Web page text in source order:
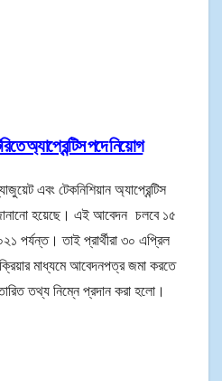
অ্যাপ্রেন্টিস পদে নিয়োগ
এবং টেকনিশিয়ান অ্যাপ্রেন্টিস
হয়েছে। এই আবেদন চলবে ১৫
পর্যন্ত। তাই প্রার্থীরা ৩০ এপ্রিল
মাধ্যমে আবেদনপত্র জমা করতে
তথ্য নিম্নে প্রদান করা হলো।